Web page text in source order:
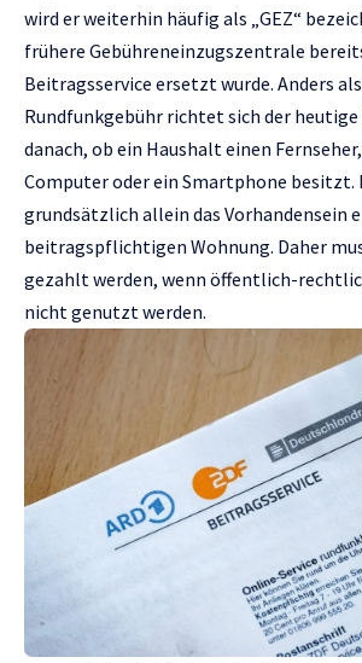
wird er weiterhin häufig als „GEZ“
frühere Gebühreneinzugszentrale
Beitragsservice ersetzt wurde. Anders
Rundfunkgebühr richtet sich der
danach, ob ein Haushalt einen
Computer oder ein Smartphone besitzt.
grundsätzlich allein das Vorhandensein
beitragspflichtigen Wohnung. Daher
gezahlt werden, wenn öffentlich-
nicht genutzt werden.